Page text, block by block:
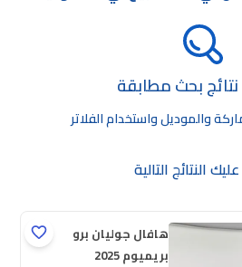
نتائج بحث مطابقة
والموديل واستخدام الفلاتر
النتائج التالية
هافال جوليان برو
بريميوم 2025